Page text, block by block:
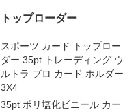
トップローダー
スポーツ カード トップロー
ダー 35pt トレーディング ウ
ルトラ プロ カード ホルダー
3X4
35pt ポリ塩化ビニール カー